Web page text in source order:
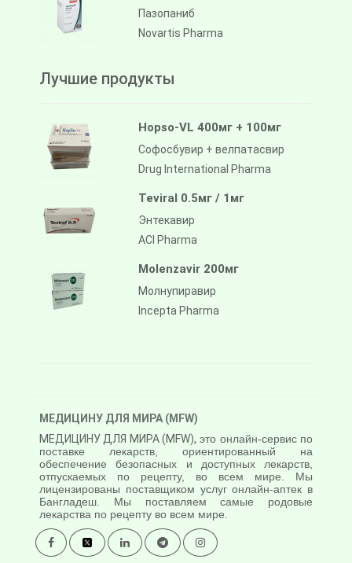
Пазопаниб
Novartis Pharma
Лучшие продукты
Hopso-VL 400мг + 100мг
Софосбувир + велпатасвир
Drug International Pharma
Teviral 0.5мг / 1мг
Энтекавир
ACI Pharma
Molenzavir 200мг
Молнупиравир
Incepta Pharma
МЕДИЦИНУ ДЛЯ МИРА (MFW)
МЕДИЦИНУ ДЛЯ МИРА (MFW), это онлайн-сервис по
поставке лекарств, ориентированный на
обеспечение безопасных и доступных лекарств,
отпускаемых по рецепту, во всем мире. Мы
лицензированы поставщиком услуг онлайн-аптек в
Бангладеш. Мы поставляем самые родовые
лекарства по рецепту во всем мире.